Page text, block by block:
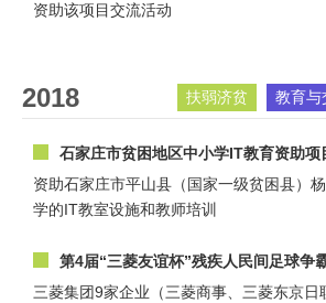
资助该项目交流活动
2018 扶弱济贫 教育与
石家庄市贫困地区中小学IT教育资助项
资助石家庄市平山县（国家一级贫困县）
学的IT教室设施和教师培训
第4届“三菱友谊杯”残疾人民间足球争
三菱集团9家企业（三菱商事、三菱东京日